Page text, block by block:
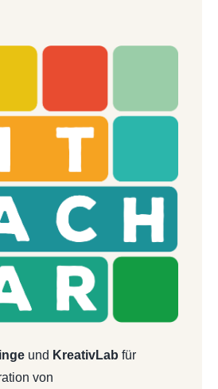
und KreativLab für
von